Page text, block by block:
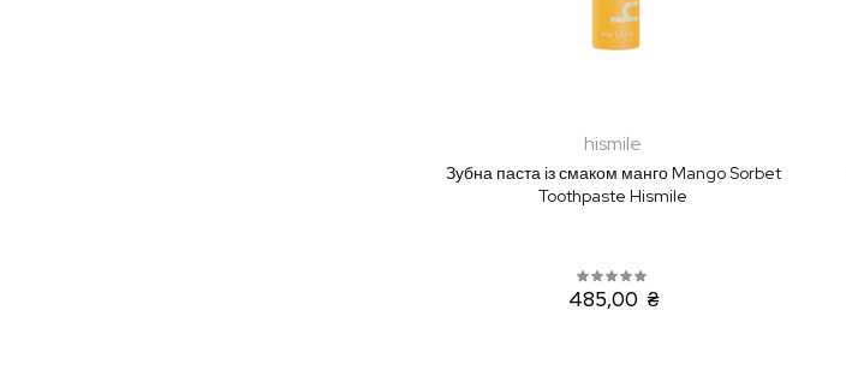
hismile
Зубна паста із смаком манго Mango Sorbet
Toothpaste Hismile
485,00 ₴